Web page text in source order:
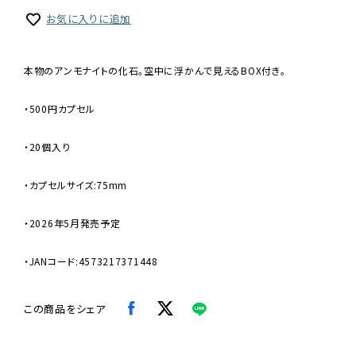
お気に入りに追加
本物のアンモナイトの化石。空中に浮かんで見えるBOX付き。
・500円カプセル
・20個入り
・カプセルサイズ:75mm
・2026年5月発売予定
・JANコード:4573217371448
この商品をシェア